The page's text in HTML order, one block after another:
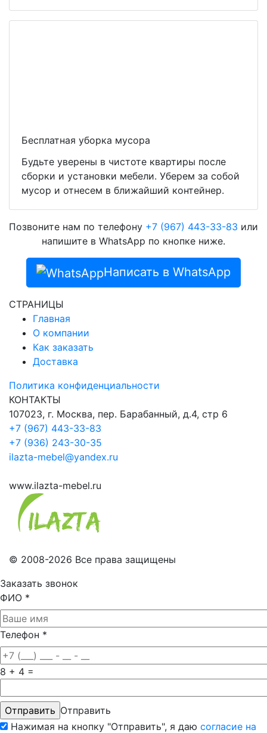
Бесплатная уборка мусора
Будьте уверены в чистоте квартиры после
сборки и установки мебели. Уберем за собой
мусор и отнесем в ближайший контейнер.
Позвоните нам по телефону +7 (967) 443-33-83 или
напишите в WhatsApp по кнопке ниже.
Написать в WhatsApp
СТРАНИЦЫ
Главная
О компании
Как заказать
Доставка
Политика конфиденциальности
КОНТАКТЫ
107023, г. Москва, пер. Барабанный, д.4, стр 6
+7 (967) 443-33-83
+7 (936) 243-30-35
ilazta-mebel@yandex.ru
www.ilazta-mebel.ru
© 2008-2026 Все права защищены
Заказать звонок
ФИО *
Телефон *
8 + 4 =
Отправить
Нажимая на кнопку "Отправить", я даю согласие на